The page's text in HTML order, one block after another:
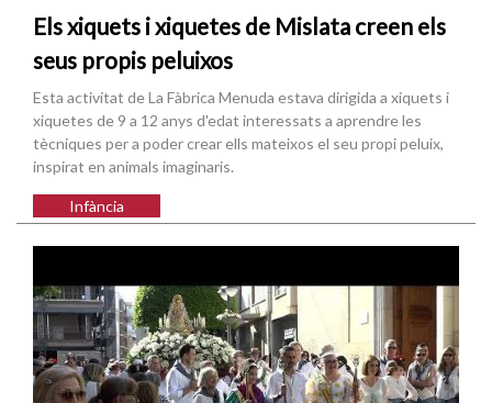
Els xiquets i xiquetes de Mislata creen els
seus propis peluixos
Esta activitat de La Fàbrica Menuda estava dirigida a xiquets i
xiquetes de 9 a 12 anys d'edat interessats a aprendre les
tècniques per a poder crear ells mateixos el seu propi peluix,
inspirat en animals imaginaris.
Infància